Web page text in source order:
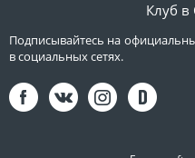
Клуб в
Подписывайтесь на
в социальных сетях.